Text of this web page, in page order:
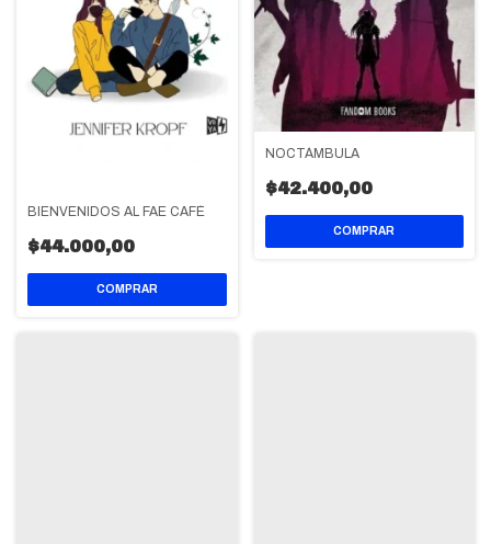
BIENVENIDOS AL FAE CAFÉ
$44.000,00
NOCTÁMBULA
$42.400,00